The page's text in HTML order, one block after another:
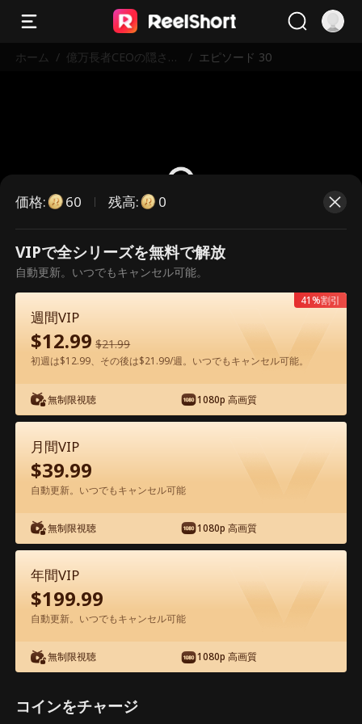
ホーム / 億万長者CEOの隠され
/ エピソード 30
こちらは有料のエピソードです。視
聴いただくには解放が必要です。
アプリ内で無料視聴可能
エピソード30 - 億万長者CEOの隠された
欲望 映画フル
0-49 50-68
30 33
価格: 60 残高: 0
VIPで全シリーズを無料で解放
自動更新。いつでもキャンセル可能。
週間VIP
$12.99 $21.99
初週は$12.99、その後は$21.99/週。いつでもキャンセル可能。
無制限視聴 1080p 高画質
41%割引
月間VIP
$39.99
自動更新。いつでもキャンセル可能
無制限視聴 1080p 高画質
年間VIP
$199.99
自動更新。いつでもキャンセル可能
無制限視聴 1080p 高画質
コインをチャージ